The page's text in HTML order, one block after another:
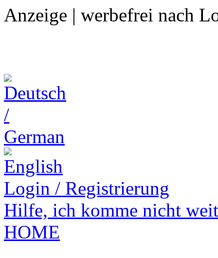
Anzeige | werbefrei nach
Login / Registrierung
Hilfe, ich komme nicht
HOME